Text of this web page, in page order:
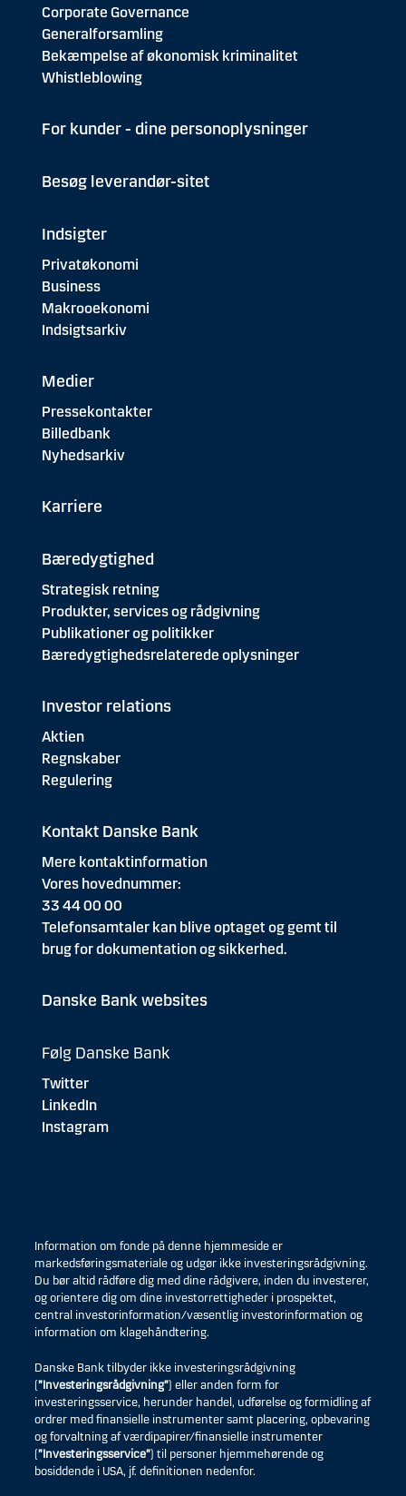
Corporate Governance
Generalforsamling
Bekæmpelse af økonomisk kriminalitet
Whistleblowing
For kunder - dine personoplysninger
Besøg leverandør-sitet
Indsigter
Privatøkonomi
Business
Makrooekonomi
Indsigtsarkiv
Medier
Pressekontakter
Billedbank
Nyhedsarkiv
Karriere
Bæredygtighed
Strategisk retning
Produkter, services og rådgivning
Publikationer og politikker
Bæredygtighedsrelaterede oplysninger
Investor relations
Aktien
Regnskaber
Regulering
Kontakt Danske Bank
Mere kontaktinformation
Vores hovednummer:
33 44 00 00
Telefonsamtaler kan blive optaget og gemt til
brug for dokumentation og sikkerhed.
Danske Bank websites
Følg Danske Bank
Twitter
LinkedIn
Instagram
Information om fonde på denne hjemmeside er
markedsføringsmateriale og udgør ikke investeringsrådgivning.
Du bør altid rådføre dig med dine rådgivere, inden du investerer,
og orientere dig om dine investorrettigheder i prospektet,
central investorinformation/væsentlig investorinformation og
information om klagehåndtering.
Danske Bank tilbyder ikke investeringsrådgivning
(”Investeringsrådgivning”) eller anden form for
investeringsservice, herunder handel, udførelse og formidling af
ordrer med finansielle instrumenter samt placering, opbevaring
og forvaltning af værdipapirer/finansielle instrumenter
(”Investeringsservice”) til personer hjemmehørende og
bosiddende i USA, jf. definitionen nedenfor.